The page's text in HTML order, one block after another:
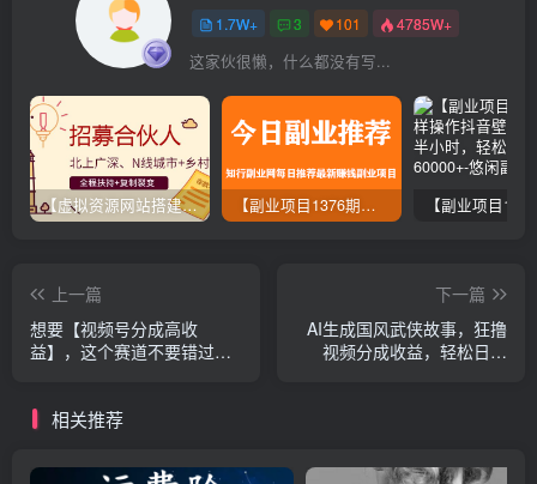
1.7W+ 3 101 4785W+
这家伙很懒，什么都没有写...
【虚拟资源网站搭建服务】加盟本站系统，做一个和本站一样的独立网站，躺赚的项目 【副业项目1376期】龟课最新闲鱼项目玩法实战教程_全新升级月收益几千到几万
上一篇
想要【视频号分成高收
益】，这个赛道不要错过，
下一篇
AI生成国风武侠故事，狂撸
视频分成收益，轻松日入
相关推荐